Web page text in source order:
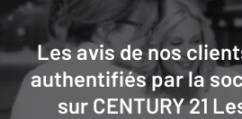
Les avis de nos clients recueillis et
authentifiés par la
sur CENTURY 21
Agence immobilière Avis de nos clients
CENTURY 21 Les
clients donnent leurs